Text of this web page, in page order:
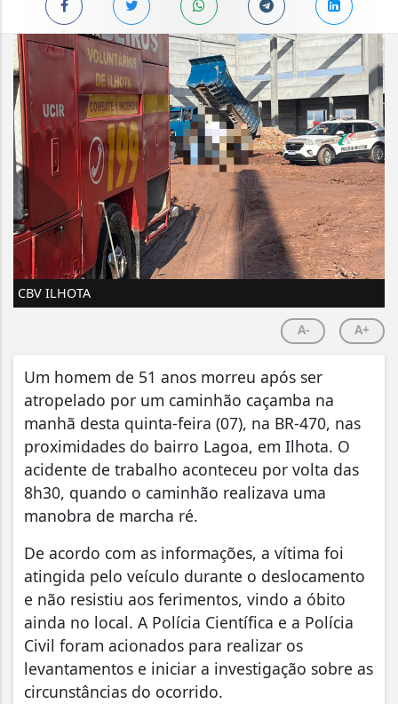
CBV ILHOTA
A- A+
Um homem de 51 anos morreu após ser
atropelado por um caminhão caçamba na
manhã desta quinta-feira (07), na BR-470, nas
proximidades do bairro Lagoa, em Ilhota. O
acidente de trabalho aconteceu por volta das
8h30, quando o caminhão realizava uma
manobra de marcha ré.
De acordo com as informações, a vítima foi
atingida pelo veículo durante o deslocamento
e não resistiu aos ferimentos, vindo a óbito
ainda no local. A Polícia Científica e a Polícia
Civil foram acionados para realizar os
levantamentos e iniciar a investigação sobre as
circunstâncias do ocorrido.